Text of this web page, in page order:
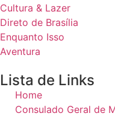
Cultura & Lazer
Direto de Brasília
Enquanto Isso
Aventura
Lista de Links
Home
Consulado Geral de